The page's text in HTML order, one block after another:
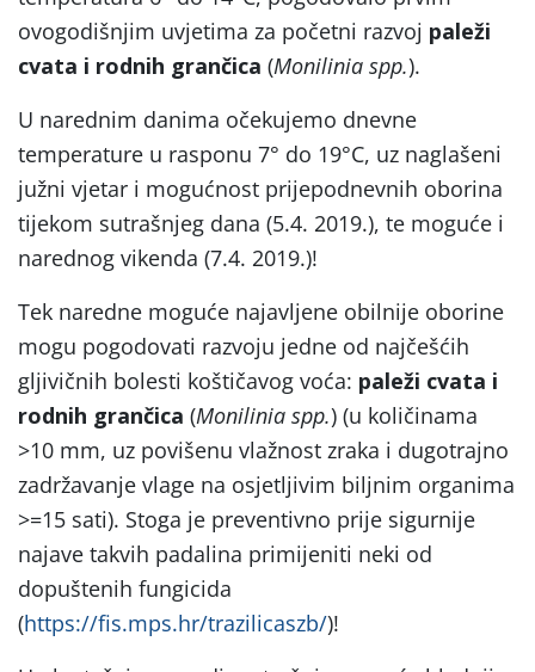
ovogodišnjim uvjetima za početni razvoj paleži
cvata i rodnih grančica (Monilinia spp.).
U narednim danima očekujemo dnevne
temperature u rasponu 7° do 19°C, uz naglašeni
južni vjetar i mogućnost prijepodnevnih oborina
tijekom sutrašnjeg dana (5.4. 2019.), te moguće i
narednog vikenda (7.4. 2019.)!
Tek naredne moguće najavljene obilnije oborine
mogu pogodovati razvoju jedne od najčešćih
gljivičnih bolesti koštičavog voća: paleži cvata i
rodnih grančica (Monilinia spp.) (u količinama
>10 mm, uz povišenu vlažnost zraka i dugotrajno
zadržavanje vlage na osjetljivim biljnim organima
>=15 sati). Stoga je preventivno prije sigurnije
najave takvih padalina primijeniti neki od
dopuštenih fungicida
(https://fis.mps.hr/trazilicaszb/)!